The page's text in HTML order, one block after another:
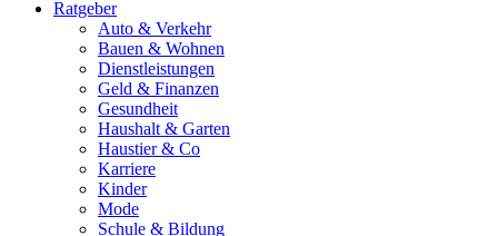
Ratgeber
Auto & Verkehr
Bauen & Wohnen
Dienstleistungen
Geld & Finanzen
Gesundheit
Haushalt & Garten
Haustier & Co
Karriere
Kinder
Mode
Schule & Bildung